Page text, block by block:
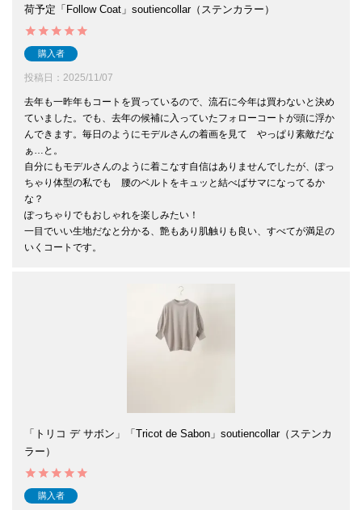
荷予定「Follow Coat」soutiencollar（ステンカラー）
購入者
投稿日 2025/11/07
去年も一昨年もコートを買っているので、流石に今年は買わないと決め
ていました。でも、去年の候補に入っていたフォローコートが頭に浮か
んできます。毎日のようにモデルさんの着画を見て　やっぱり素敵だな
ぁ…と。
自分にもモデルさんのように着こなす自信はありませんでしたが、ぽっ
ちゃり体型の私でも　腰のベルトをキュッと結べばサマになってるか
な？
ぽっちゃりでもおしゃれを楽しみたい！
一目でいい生地だなと分かる、艶もあり肌触りも良い、すべてが満足の
いくコートです。
「トリコ デ サボン」「Tricot de Sabon」soutiencollar（ステンカ
ラー）
購入者